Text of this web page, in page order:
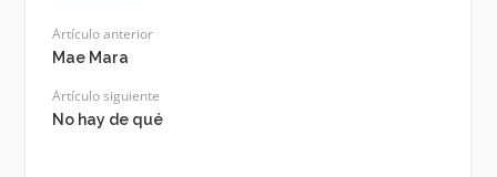
Artículo anterior
Mae Mara
Artículo siguiente
No hay de qué